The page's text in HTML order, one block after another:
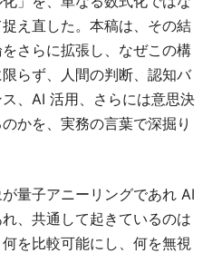
え直した。本稿は、その結
さらに拡張し、なぜこの構
らず、人間の判断、認知バ
、AI 活用、さらには意思決
かを、実務の言葉で深掘り
量子アニーリングであれ AI
、共通して起きているのは
何を比較可能にし、何を無視